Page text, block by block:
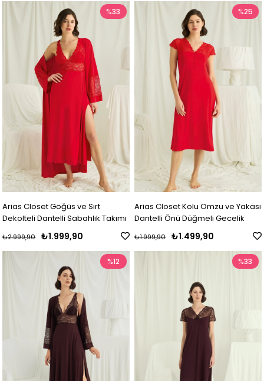
Arias Closet Göğüs ve Sırt
Dekolteli Dantelli Sabahlık Takımı
₺1.999,90
₺2.999,90
%33
Arias Closet Kolu Omzu ve Yakası
Dantelli Önü Düğmeli Gecelik
₺1.499,90
₺1.999,90
%25
%12 %33